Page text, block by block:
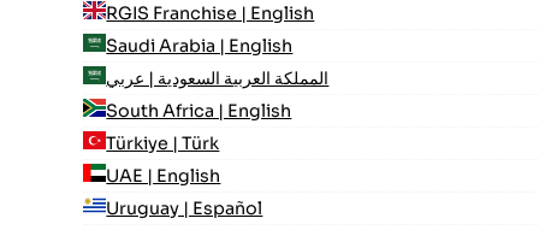
RGIS Franchise | English
Saudi Arabia | English
المملكة العربية السعودية | عربي
South Africa | English
Türkiye | Türk
UAE | English
Uruguay | Español